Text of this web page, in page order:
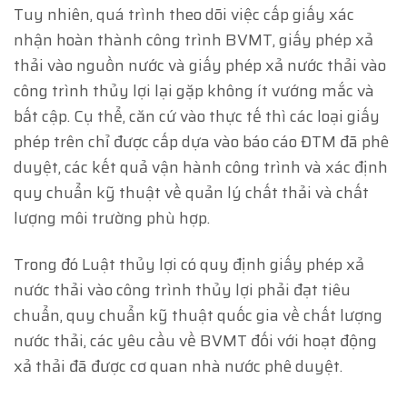
Tuy nhiên, quá trình theo dõi việc cấp giấy xác
nhận hoàn thành công trình BVMT, giấy phép xả
thải vào nguồn nước và giấy phép xả nước thải vào
công trình thủy lợi lại gặp không ít vướng mắc và
bất cập. Cụ thể, căn cứ vào thực tế thì các loại giấy
phép trên chỉ được cấp dựa vào báo cáo ĐTM đã phê
duyệt, các kết quả vận hành công trình và xác định
quy chuẩn kỹ thuật về quản lý chất thải và chất
lượng môi trường phù hợp.
Trong đó Luật thủy lợi có quy định giấy phép xả
nước thải vào công trình thủy lợi phải đạt tiêu
chuẩn, quy chuẩn kỹ thuật quốc gia về chất lượng
nước thải, các yêu cầu về BVMT đối với hoạt động
xả thải đã được cơ quan nhà nước phê duyệt.